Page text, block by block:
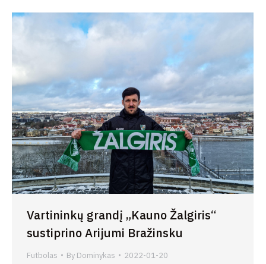
Vartininkų grandį „Kauno Žalgiris“
sustiprino Arijumi Bražinsku
Futbolas By Dominykas 2022-01-20